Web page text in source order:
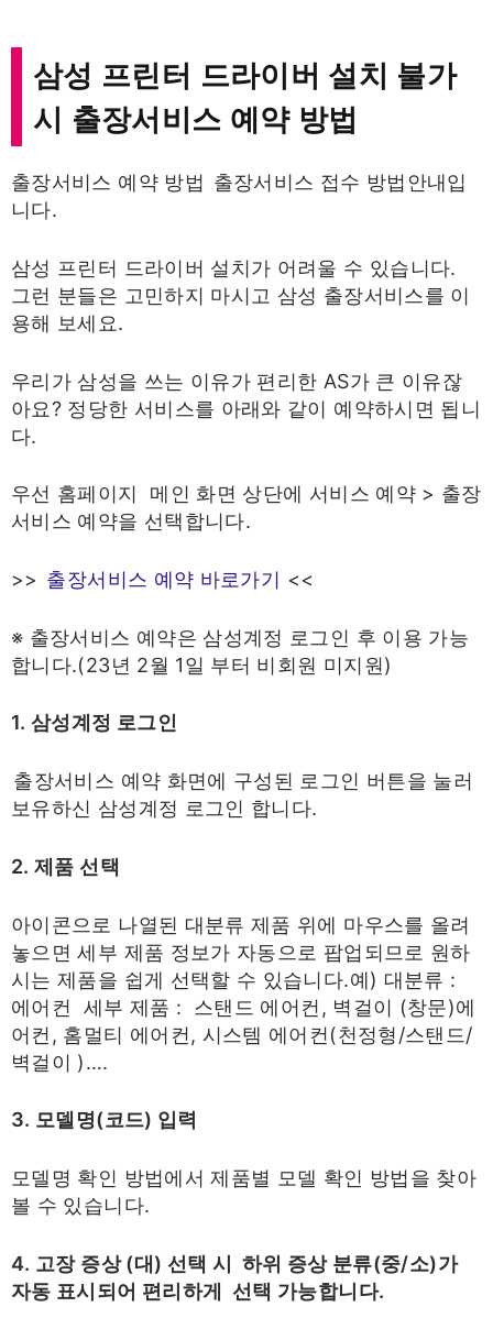
삼성 프린터 드라이버 설치 불가
시 출장서비스 예약 방법
출장서비스 예약 방법 출장서비스 접수 방법안내입
니다.
삼성 프린터 드라이버 설치가 어려울 수 있습니다.
그런 분들은 고민하지 마시고 삼성 출장서비스를 이
용해 보세요.
우리가 삼성을 쓰는 이유가 편리한 AS가 큰 이유잖
아요? 정당한 서비스를 아래와 같이 예약하시면 됩니
다.
우선 홈페이지 메인 화면 상단에 서비스 예약 > 출장
서비스 예약을 선택합니다.
>> 출장서비스 예약 바로가기 <<
※ 출장서비스 예약은 삼성계정 로그인 후 이용 가능
합니다.(23년 2월 1일 부터 비회원 미지원)
1. 삼성계정 로그인
출장서비스 예약 화면에 구성된 로그인 버튼을 눌러
보유하신 삼성계정 로그인 합니다.
2. 제품 선택
아이콘으로 나열된 대분류 제품 위에 마우스를 올려
놓으면 세부 제품 정보가 자동으로 팝업되므로 원하
시는 제품을 쉽게 선택할 수 있습니다.예) 대분류 :
에어컨 세부 제품 : 스탠드 에어컨, 벽걸이 (창문)에
어컨, 홈멀티 에어컨, 시스템 에어컨(천정형/스탠드/
벽걸이 )….
3. 모델명(코드) 입력
모델명 확인 방법에서 제품별 모델 확인 방법을 찾아
볼 수 있습니다.
4. 고장 증상 (대) 선택 시 하위 증상 분류(중/소)가
자동 표시되어 편리하게 선택 가능합니다.